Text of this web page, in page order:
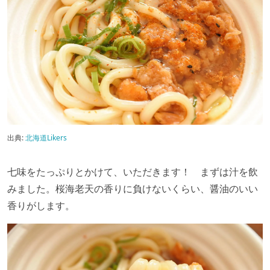
出典:北海道Likers
七味をたっぷりとかけて、いただきます！ まずは汁を飲
みました。桜海老天の香りに負けないくらい、醤油のいい
香りがします。